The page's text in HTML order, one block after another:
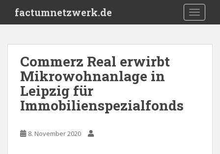
i
factumnetzwerk.de
Commerz Real erwirbt
Mikrowohnanlage in
Leipzig für
Immobilienspezialfonds
8. November 2020